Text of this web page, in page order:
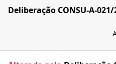
Deliberação CONSU-A-